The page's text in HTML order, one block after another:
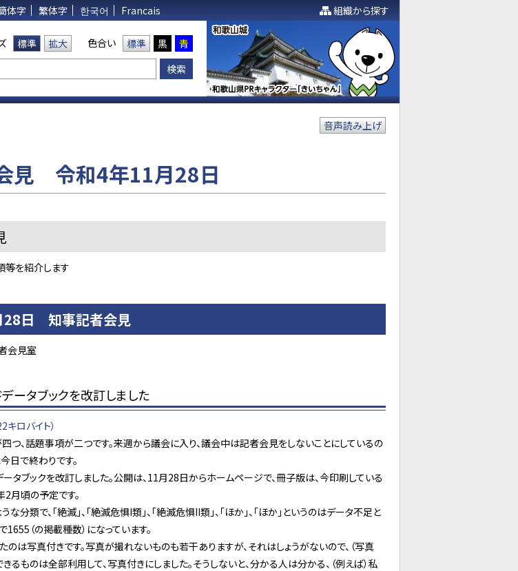
体字 繁体字 한국어 Francais 組織から探す
標準 拡大 色合い 標準 黒 青
音声読み上げ
見 令和4年11月28日
を紹介します
28日 知事記者会見
会見室
ータブックを改訂しました
ロバイト）
つ、話題事項が二つです。来週から議会に入り、議会中は記者会見をしないことにしているの
日で終わりです。
ータブックを改訂しました。公開は、11月28日からホームページで、冊子版は、今印刷している
2月頃の予定です。
な分類で、「絶滅」、「絶滅危惧I類」、「絶滅危惧II類」、「ほか」、「ほか」というのはデータ不足と
（の掲載種数）になっています。
のは写真付きです。写真が撮れないものも若干ありますが、それはしょうがないので、（写真
きるものは全部利用して、写真付きにしました。そうしないと、分かる人は分かる、（例えば）私